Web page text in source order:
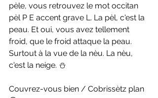
pèle, vous retrouvez le mot occitan
pèl P E accent grave L. La pèl, c'est la
peau. Et oui, vous avez tellement
froid, que le froid attaque la peau.
Surtout à la vue de la nèu. La nèu,
c'est la neige. ⛄
Couvrez-vous bien / Cobrissètz plan